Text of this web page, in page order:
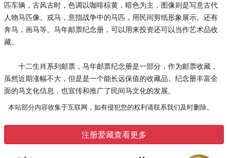
匹车辆，古风古时，色调以咖啡棕黄，暗色为主，图像则是写意古代
人物马匹像。戎马，意指战争中的马匹，用民间剪纸形象展示。还有
奔马，画马等。 马年邮票纪念册 ，可以用来投资还可以当作艺术品收
藏。
十二生肖系列邮票， 马年邮票纪念册是一部分，作为邮票收藏，
虽然近期涨幅不大，但是是一个能长远保值的收藏品。纪念册丰富全
面的马文化信息，也宣传和推广了民间马文化的发展。
本站部分内容收集于互联网，如有侵犯您的权利请联系我们及时删除。
注册爱藏查看更多